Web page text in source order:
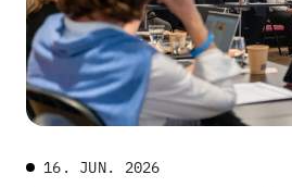
16. JUN. 2026